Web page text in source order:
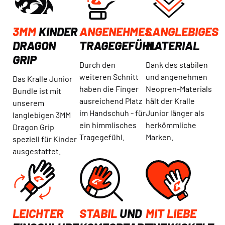
3MM KINDER
DRAGON
GRIP
Das Kralle Junior
Bundle ist mit
unserem
langlebigen 3MM
Dragon Grip
speziell für Kinder
ausgestattet.
ANGENEHMES
TRAGEGEFÜHL
Durch den
weiteren Schnitt
haben die Finger
ausreichend Platz
im Handschuh - für
ein himmlisches
Tragegefühl.
LANGLEBIGES
MATERIAL
Dank des stabilen
und angenehmen
Neopren-Materials
hält der Kralle
Junior länger als
herkömmliche
Marken.
LEICHTER
STABILUND MIT LIEBE